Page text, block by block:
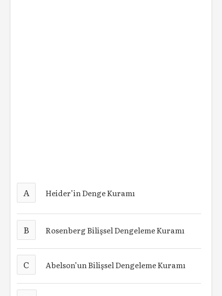
A Heider’in Denge Kuramı
B Rosenberg Bilişsel Dengeleme Kuramı
C Abelson’un Bilişsel Dengeleme Kuramı